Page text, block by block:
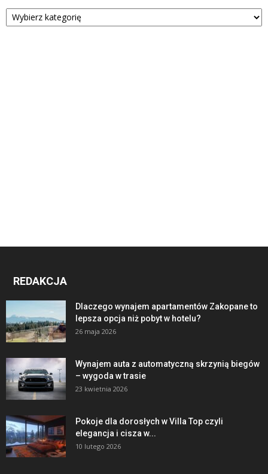
Kategorie
REDAKCJA
Dlaczego wynajem apartamentów Zakopane to
lepsza opcja niż pobyt w hotelu?
26 maja 2026
Wynajem auta z automatyczną skrzynią biegów
– wygoda w trasie
23 kwietnia 2026
Pokoje dla dorosłych w Villa Top czyli
elegancja i cisza w...
10 lutego 2026